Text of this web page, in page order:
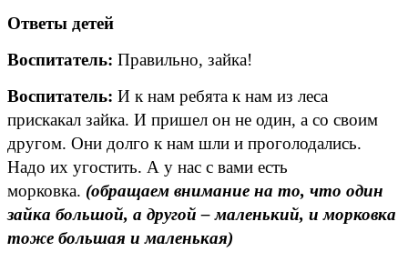
Ответы детей
Воспитатель: Правильно, зайка!
Воспитатель: И к нам ребята к нам из леса
прискакал зайка. И пришел он не один, а со своим
другом. Они долго к нам шли и проголодались.
Надо их угостить. А у нас с вами есть
морковка. (обращаем внимание на то, что один
зайка большой, а другой – маленький, и морковка
тоже большая и маленькая)